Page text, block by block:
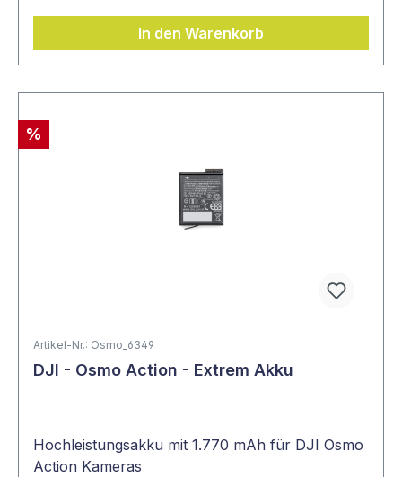
In den Warenkorb
%
Artikel-Nr.: Osmo_6349
DJI - Osmo Action - Extrem Akku
Hochleistungsakku mit 1.770 mAh für DJI Osmo
Action Kameras